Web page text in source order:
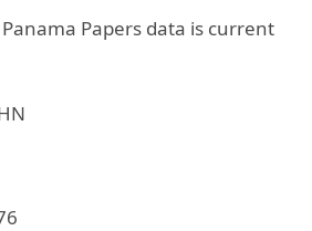
Papers data is current